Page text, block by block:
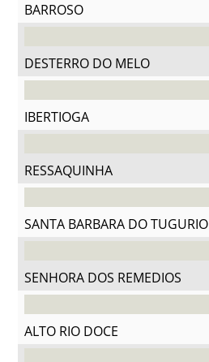
BARROSO
DESTERRO DO MELO
IBERTIOGA
RESSAQUINHA
SANTA BARBARA DO TUGURIO
SENHORA DOS REMEDIOS
ALTO RIO DOCE